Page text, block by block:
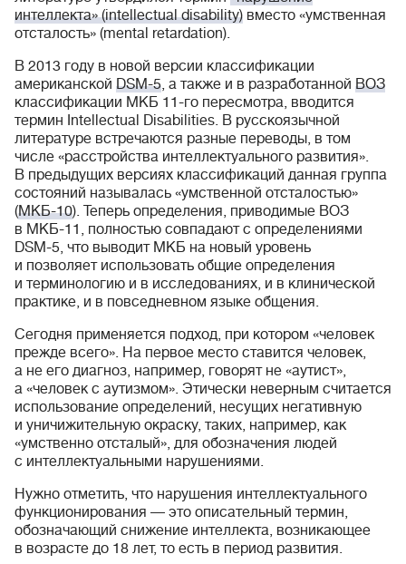
интеллекта» (intellectual disability) вместо «умственная
отсталость» (mental retardation).
В 2013 году в новой версии классификации
американской DSM-5, а также и в разработанной ВОЗ
классификации МКБ 11-го пересмотра, вводится
термин Intellectual Disabilities. В русскоязычной
литературе встречаются разные переводы, в том
числе «расстройства интеллектуального развития».
В предыдущих версиях классификаций данная группа
состояний называлась «умственной отсталостью»
(МКБ-10). Теперь определения, приводимые ВОЗ
в МКБ-11, полностью совпадают с определениями
DSM-5, что выводит МКБ на новый уровень
и позволяет использовать общие определения
и терминологию и в исследованиях, и в клинической
практике, и в повседневном языке общения.
Сегодня применяется подход, при котором «человек
прежде всего». На первое место ставится человек,
а не его диагноз, например, говорят не «аутист»,
а «человек с аутизмом». Этически неверным считается
использование определений, несущих негативную
и уничижительную окраску, таких, например, как
«умственно отсталый», для обозначения людей
с интеллектуальными нарушениями.
Нужно отметить, что нарушения интеллектуального
функционирования — это описательный термин,
обозначающий снижение интеллекта, возникающее
в возрасте до 18 лет, то есть в период развития.